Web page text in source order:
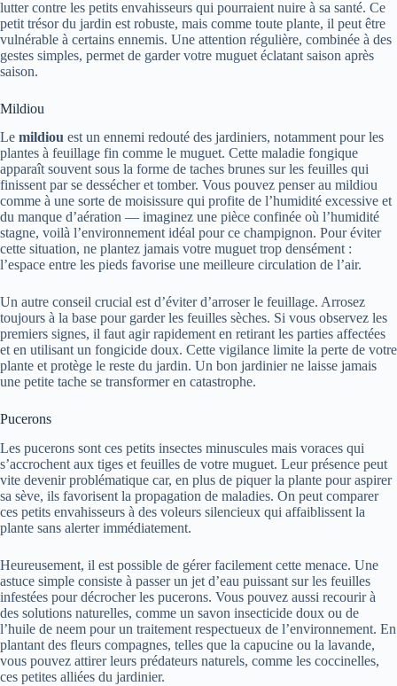
lutter contre les petits envahisseurs qui pourraient nuire à sa santé. Ce
petit trésor du jardin est robuste, mais comme toute plante, il peut être
vulnérable à certains ennemis. Une attention régulière, combinée à des
gestes simples, permet de garder votre muguet éclatant saison après
saison.
Mildiou
Le mildiou est un ennemi redouté des jardiniers, notamment pour les
plantes à feuillage fin comme le muguet. Cette maladie fongique
apparaît souvent sous la forme de taches brunes sur les feuilles qui
finissent par se dessécher et tomber. Vous pouvez penser au mildiou
comme à une sorte de moisissure qui profite de l’humidité excessive et
du manque d’aération — imaginez une pièce confinée où l’humidité
stagne, voilà l’environnement idéal pour ce champignon. Pour éviter
cette situation, ne plantez jamais votre muguet trop densément :
l’espace entre les pieds favorise une meilleure circulation de l’air.
Un autre conseil crucial est d’éviter d’arroser le feuillage. Arrosez
toujours à la base pour garder les feuilles sèches. Si vous observez les
premiers signes, il faut agir rapidement en retirant les parties affectées
et en utilisant un fongicide doux. Cette vigilance limite la perte de votre
plante et protège le reste du jardin. Un bon jardinier ne laisse jamais
une petite tache se transformer en catastrophe.
Pucerons
Les pucerons sont ces petits insectes minuscules mais voraces qui
s’accrochent aux tiges et feuilles de votre muguet. Leur présence peut
vite devenir problématique car, en plus de piquer la plante pour aspirer
sa sève, ils favorisent la propagation de maladies. On peut comparer
ces petits envahisseurs à des voleurs silencieux qui affaiblissent la
plante sans alerter immédiatement.
Heureusement, il est possible de gérer facilement cette menace. Une
astuce simple consiste à passer un jet d’eau puissant sur les feuilles
infestées pour décrocher les pucerons. Vous pouvez aussi recourir à
des solutions naturelles, comme un savon insecticide doux ou de
l’huile de neem pour un traitement respectueux de l’environnement. En
plantant des fleurs compagnes, telles que la capucine ou la lavande,
vous pouvez attirer leurs prédateurs naturels, comme les coccinelles,
ces petites alliées du jardinier.